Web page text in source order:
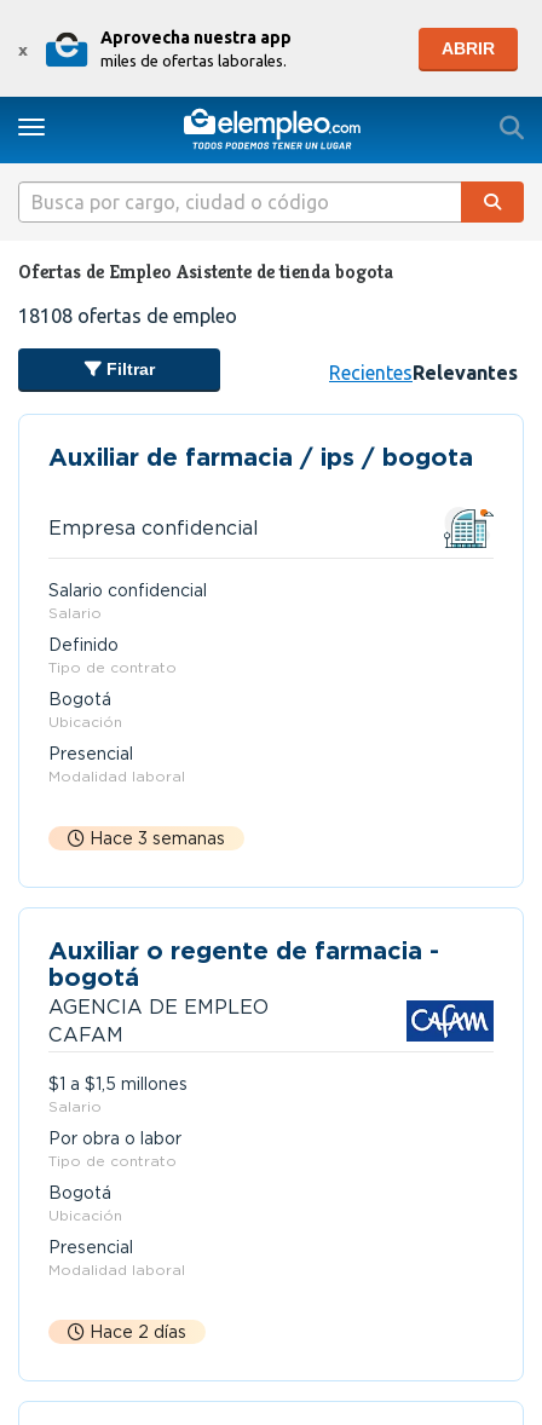
x
Aprovecha nuestra app
miles de ofertas laborales.
ABRIR
Toggle navigation
Ofertas de Empleo Asistente de tienda bogota
18108 ofertas de empleo
Filtrar RecientesRelevantes
Auxiliar de farmacia / ips / bogota
Empresa confidencial
Salario confidencial
Salario
Definido
Tipo de contrato
Bogotá
Ubicación
Presencial
Modalidad laboral
Hace 3 semanas
Auxiliar o regente de farmacia -
bogotá
AGENCIA DE EMPLEO
CAFAM
$1 a $1,5 millones
Salario
Por obra o labor
Tipo de contrato
Bogotá
Ubicación
Presencial
Modalidad laboral
Hace 2 días